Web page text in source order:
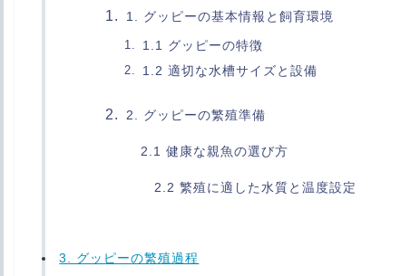
1. グッピーの基本情報と飼育環境
1.1 グッピーの特徴
1.2 適切な水槽サイズと設備
2. グッピーの繁殖準備
2.1 健康な親魚の選び方
2.2 繁殖に適した水質と温度設定
3. グッピーの繁殖過程